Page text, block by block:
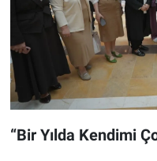
“Bir Yılda Kendimi